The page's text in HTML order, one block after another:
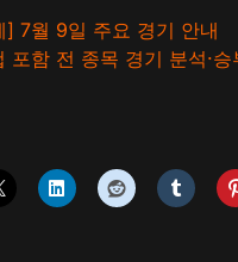
] 7월 9일 주요 경기 안내
포함 전 종목 경기 분석·승